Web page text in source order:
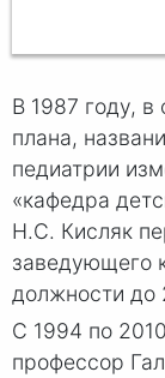
В 1987 году, в
плана,
педиатрии
«кафедра
Н.С. Кисляк
заведующего
должности до
С 1994 по
профессор